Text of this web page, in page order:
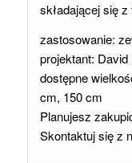
składającej się
zastosowanie:
projektant: David
dostępne
cm, 150 cm
Planujesz
Skontaktuj się z